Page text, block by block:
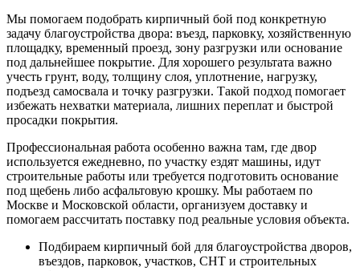
Мы помогаем подобрать кирпичный бой под конкретную
задачу благоустройства двора: въезд, парковку, хозяйственную
площадку, временный проезд, зону разгрузки или основание
под дальнейшее покрытие. Для хорошего результата важно
учесть грунт, воду, толщину слоя, уплотнение, нагрузку,
подъезд самосвала и точку разгрузки. Такой подход помогает
избежать нехватки материала, лишних переплат и быстрой
просадки покрытия.
Профессиональная работа особенно важна там, где двор
используется ежедневно, по участку ездят машины, идут
строительные работы или требуется подготовить основание
под щебень либо асфальтовую крошку. Мы работаем по
Москве и Московской области, организуем доставку и
помогаем рассчитать поставку под реальные условия объекта.
Подбираем кирпичный бой для благоустройства дворов,
въездов, парковок, участков, СНТ и строительных